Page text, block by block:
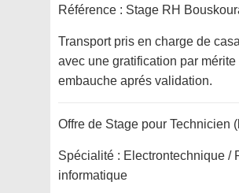
Référence : Stage RH
Transport pris en charge de
avec une gratification par mérite
embauche aprés validation.
Offre de Stage pour Technicien
Spécialité : Electrontechnique /
informatique